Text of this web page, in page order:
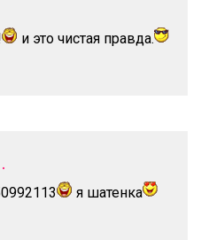
и это чистая правда.
я шатенка